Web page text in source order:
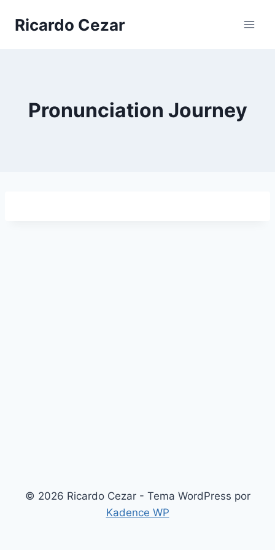
Ricardo Cezar
Pronunciation Journey
© 2026 Ricardo Cezar - Tema WordPress por
Kadence WP